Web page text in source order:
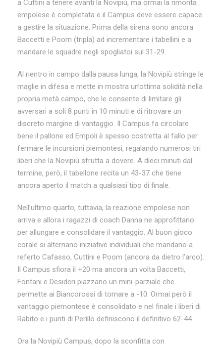
a Cuttini a tenere avanti la Novipiù, ma ormai la rimonta
empolese è completata e il Campus deve essere capace
a gestire la situazione. Prima della sirena sono ancora
Baccetti e Poom (tripla) ad incrementare i tabellini e a
mandare le squadre negli spogliatoi sul 31-29.
Al rientro in campo dalla pausa lunga, la Novipiù stringe le
maglie in difesa e mette in mostra un’ottima solidità nella
propria metà campo, che le consente di limitare gli
avversari a soli 8 punti in 10 minuti e di ritrovare un
discreto margine di vantaggio. Il Campus fa circolare
bene il pallone ed Empoli è spesso costretta al fallo per
fermare le incursioni piemontesi, regalando numerosi tiri
liberi che la Novipiù sfrutta a dovere. A dieci minuti dal
termine, però, il tabellone recita un 43-37 che tiene
ancora aperto il match a qualsiasi tipo di finale.
Nell’ultimo quarto, tuttavia, la reazione empolese non
arriva e allora i ragazzi di coach Danna ne approfittano
per allungare e consolidare il vantaggio. Al buon gioco
corale si alternano iniziative individuali che mandano a
referto Cafasso, Cuttini e Poom (ancora da dietro l’arco).
Il Campus sfiora il +20 ma ancora un volta Baccetti,
Fontani e Desideri piazzano un mini-parziale che
permette ai Biancorossi di tornare a -10. Ormai però il
vantaggio piemontese è consolidato e nel finale i liberi di
Rabito e i punti di Perillo definiscono il definitivo 62-44.
Ora la Novipiù Campus, dopo la sconfitta con